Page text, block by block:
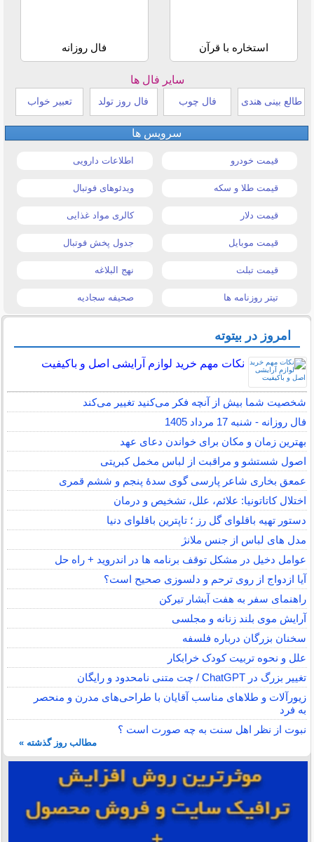
استخاره با قرآن فال روزانه
سایر فال ها
طالع بینی هندی فال چوب فال روز تولد تعبیر خواب
سرویس ها
قیمت خودرو اطلاعات دارویی
قیمت طلا و سکه ویدئوهای فوتبال
قیمت دلار کالری مواد غذایی
قیمت موبایل جدول پخش فوتبال
قیمت تبلت نهج البلاغه
تیتر روزنامه ها صحیفه سجادیه
امروز در بیتوته
نکات مهم خرید لوازم آرایشی اصل و باکیفیت
شخصیت شما بیش از آنچه فکر می‌کنید تغییر می‌کند
فال روزانه - شنبه 17 مرداد 1405
بهترین زمان و مکان برای خواندن دعای عهد
اصول شستشو و مراقبت از لباس مخمل کبریتی
عمعق بخاری شاعر پارسی گوی سدهٔ پنجم و ششم قمری
اختلال کاتاتونیا: علائم، علل، تشخیص و درمان
دستور تهیه باقلوای گل رز ؛ تاپترین باقلوای دنیا
مدل های لباس از جنس ملانژ
عوامل دخیل در مشکل توقف برنامه ها در اندروید + راه حل
آیا ازدواج از روی ترحم و دلسوزی صحیح است؟
راهنمای سفر به هفت آبشار تیرکن
آرایش موی بلند زنانه و مجلسی
سخنان بزرگان درباره فلسفه
علل و نحوه تربیت کودک خرابکار
تغییر بزرگ در ChatGPT / چت متنی نامحدود و رایگان
زیورآلات و طلاهای مناسب آقایان با طراحی‌های مدرن و منحصر
به فرد
نبوت از نظر اهل سنت به چه صورت است ؟
مطالب روز گذشته »